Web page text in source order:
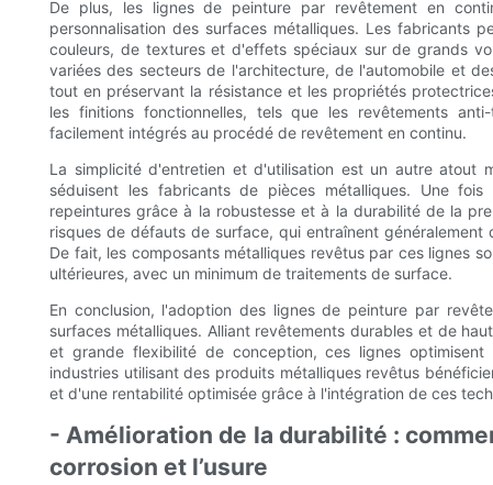
De plus, les lignes de peinture par revêtement en
personnalisation des surfaces métalliques. Les fabricants
couleurs, de textures et d'effets spéciaux sur de grands
variées des secteurs de l'architecture, de l'automobile et
tout en préservant la résistance et les propriétés
les finitions fonctionnelles, tels que les revêtements
facilement intégrés au procédé de revêtement en continu.
La simplicité d'entretien et d'utilisation est un autre atout
séduisent les fabricants de pièces métalliques. Une
repeintures grâce à la robustesse et à la durabilité de la
risques de défauts de surface, qui entraînent
De fait, les composants métalliques revêtus par ces lignes
ultérieures, avec un minimum de traitements de surface.
En conclusion, l'adoption des lignes de peinture par
surfaces métalliques. Alliant revêtements durables et de
et grande flexibilité de conception, ces lignes
industries utilisant des produits métalliques revêtus
et d'une rentabilité optimisée grâce à l'intégration de ces
- Amélioration de la durabilité :
corrosion et l’usure